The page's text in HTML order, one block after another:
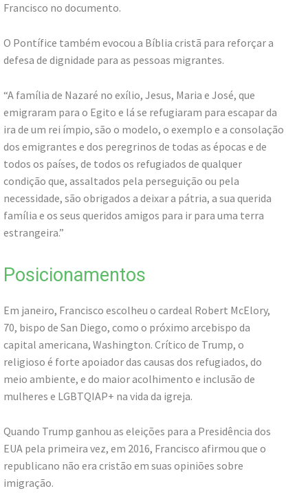
Francisco no documento.
O Pontífice também evocou a Bíblia cristã para reforçar a
defesa de dignidade para as pessoas migrantes.
“A família de Nazaré no exílio, Jesus, Maria e José, que
emigraram para o Egito e lá se refugiaram para escapar da
ira de um rei ímpio, são o modelo, o exemplo e a consolação
dos emigrantes e dos peregrinos de todas as épocas e de
todos os países, de todos os refugiados de qualquer
condição que, assaltados pela perseguição ou pela
necessidade, são obrigados a deixar a pátria, a sua querida
família e os seus queridos amigos para ir para uma terra
estrangeira.”
Posicionamentos
Em janeiro, Francisco escolheu o cardeal Robert McElory,
70, bispo de San Diego, como o próximo arcebispo da
capital americana, Washington. Crítico de Trump, o
religioso é forte apoiador das causas dos refugiados, do
meio ambiente, e do maior acolhimento e inclusão de
mulheres e LGBTQIAP+ na vida da igreja.
Quando Trump ganhou as eleições para a Presidência dos
EUA pela primeira vez, em 2016, Francisco afirmou que o
republicano não era cristão em suas opiniões sobre
imigração.